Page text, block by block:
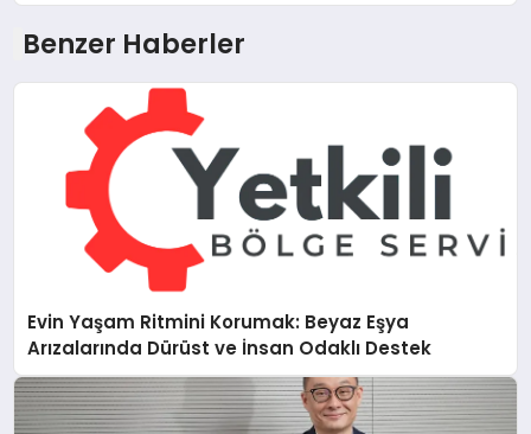
Benzer Haberler
Evin Yaşam Ritmini Korumak: Beyaz Eşya
Arızalarında Dürüst ve İnsan Odaklı Destek